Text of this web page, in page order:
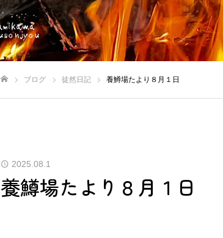
ブログ 徒然日記 養鱒場たより８月１日
2025.08.1
養鱒場たより８月１日